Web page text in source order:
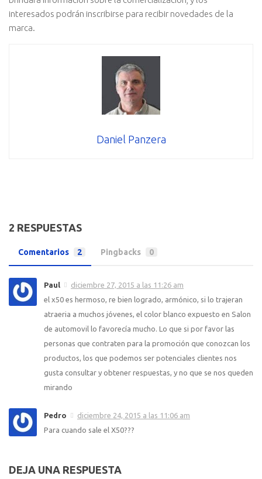
interesados podrán inscribirse para recibir novedades de la
marca.
Daniel Panzera
2 RESPUESTAS
Comentarios 2 Pingbacks 0
Paul
diciembre 27, 2015 a las 11:26 am
el x50 es hermoso, re bien logrado, armónico, si lo trajeran
atraeria a muchos jóvenes, el color blanco expuesto en Salon
de automovil lo favorecía mucho. Lo que si por favor las
personas que contraten para la promoción que conozcan los
productos, los que podemos ser potenciales clientes nos
gusta consultar y obtener respuestas, y no que se nos queden
mirando
Pedro
diciembre 24, 2015 a las 11:06 am
Para cuando sale el X50???
DEJA UNA RESPUESTA